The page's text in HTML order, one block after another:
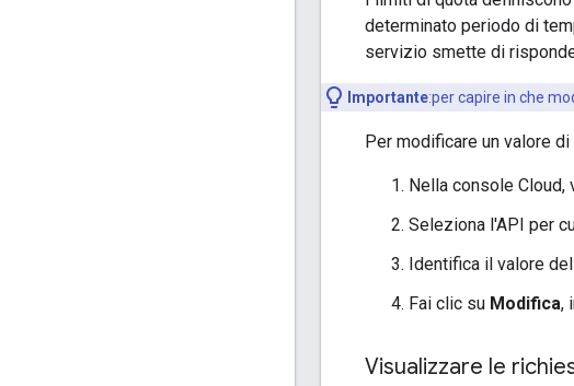
determinato periodo di
servizio smette di
Importante:per capire in che
Per modificare un valore
Nella console Cloud,
Seleziona l'API per
Identifica il valore
Fai clic su Modifica,
Visualizzare le